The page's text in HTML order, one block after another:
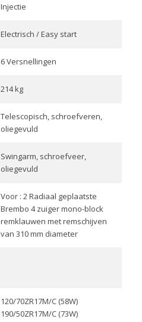
Injectie
Electrisch / Easy start
6 Versnellingen
214 kg
Telescopisch, schroefveren,
oliegevuld
Swingarm, schroefveer,
oliegevuld
Voor : 2 Radiaal geplaatste
Brembo 4 zuiger mono-block
remklauwen met remschijven
van 310 mm diameter
120/70ZR17M/C (58W)
190/50ZR17M/C (73W)